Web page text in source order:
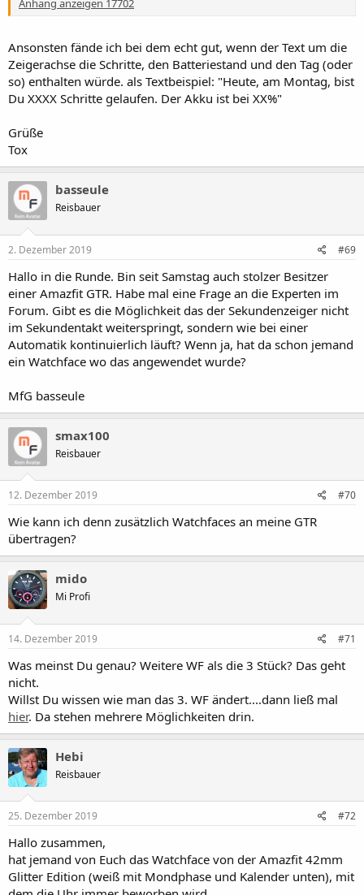
Ansonsten fände ich bei dem echt gut, wenn der Text um die
Zeigerachse die Schritte, den Batteriestand und den Tag (oder
so) enthalten würde. als Textbeispiel: "Heute, am Montag, bist
Du XXXX Schritte gelaufen. Der Akku ist bei XX%"
Grüße
Tox
basseule
Reisbauer
2. Dezember 2019 #69
Hallo in die Runde. Bin seit Samstag auch stolzer Besitzer
einer Amazfit GTR. Habe mal eine Frage an die Experten im
Forum. Gibt es die Möglichkeit das der Sekundenzeiger nicht
im Sekundentakt weiterspringt, sondern wie bei einer
Automatik kontinuierlich läuft? Wenn ja, hat da schon jemand
ein Watchface wo das angewendet wurde?
MfG basseule
smax100
Reisbauer
12. Dezember 2019 #70
Wie kann ich denn zusätzlich Watchfaces an meine GTR
übertragen?
mido
Mi Profi
14. Dezember 2019 #71
Was meinst Du genau? Weitere WF als die 3 Stück? Das geht
nicht.
Willst Du wissen wie man das 3. WF ändert....dann ließ mal
hier. Da stehen mehrere Möglichkeiten drin.
Hebi
Reisbauer
25. Dezember 2019 #72
Hallo zusammen,
hat jemand von Euch das Watchface von der Amazfit 42mm
Glitter Edition (weiß mit Mondphase und Kalender unten), mit